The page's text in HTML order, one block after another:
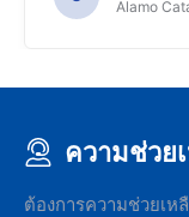
Alamo
ความช่วย
ต้องการความช่วยเ